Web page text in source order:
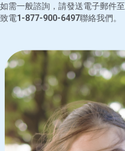
如需一般諮詢，請發送電子郵件至
致電1-877-900-6497聯絡我們。